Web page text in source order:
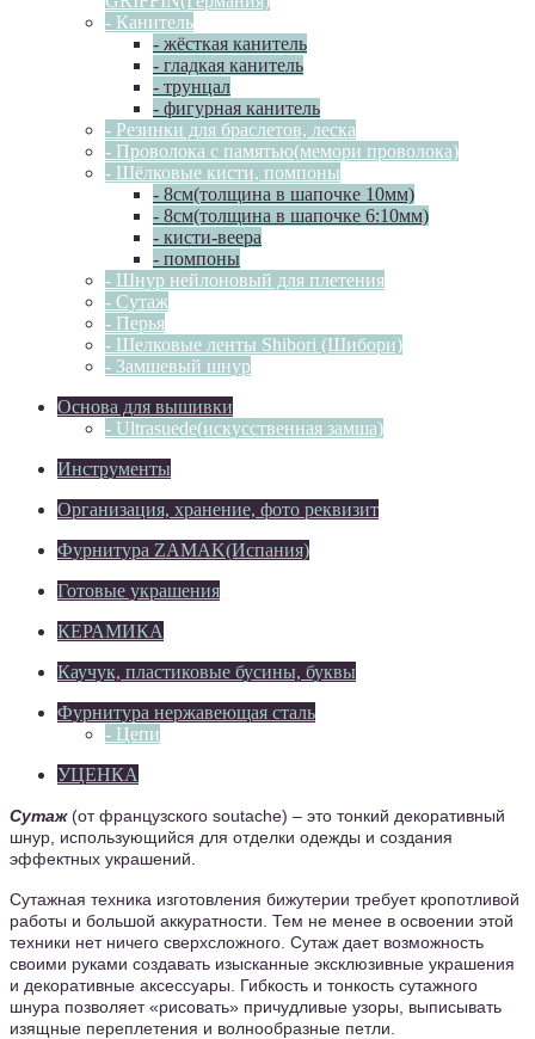
- Канитель
- жёсткая канитель
- гладкая канитель
- трунцал
- фигурная канитель
- Резинки для браслетов, леска
- Проволока с памятью(мемори проволока)
- Шёлковые кисти, помпоны
- 8см(толщина в шапочке 10мм)
- 8см(толщина в шапочке 6:10мм)
- кисти-веера
- помпоны
- Шнур нейлоновый для плетения
- Сутаж
- Перья
- Шелковые ленты Shibori (Шибори)
- Замшевый шнур
Основа для вышивки
- Ultrasuede(искусственная замша)
Инструменты
Организация, хранение, фото реквизит
Фурнитура ZAMAK(Испания)
Готовые украшения
КЕРАМИКА
Каучук, пластиковые бусины, буквы
Фурнитура нержавеющая сталь
- Цепи
УЦЕНКА
Сутаж(от французского soutache) – это тонкий декоративный
шнур, использующийся для отделки одежды и создания
эффектных украшений.
Сутажная техника изготовления бижутерии требует кропотливой
работы и большой аккуратности. Тем не менее в освоении этой
техники нет ничего сверхсложного. Сутаж дает возможность
своими руками создавать изысканные эксклюзивные украшения
и декоративные аксессуары. Гибкость и тонкость сутажного
шнура позволяет «рисовать» причудливые узоры, выписывать
изящные переплетения и волнообразные петли.